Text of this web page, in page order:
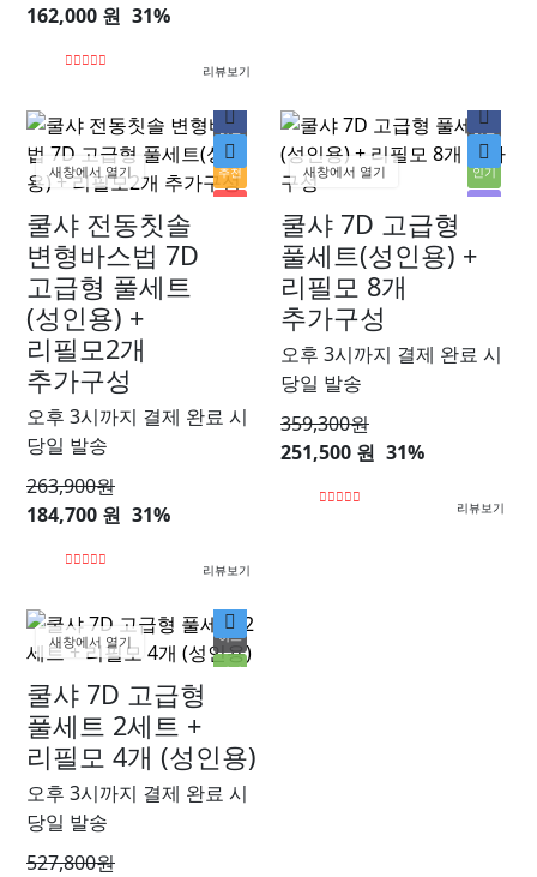
162,000 원 31%
리뷰보기
히트
추천
새창에서 열기
쿨샤 전동칫솔
변형바스법 7D
고급형 풀세트
(성인용) +
리필모2개
추가구성
오후 3시까지 결제 완료 시
당일 발송
263,900원
184,700 원 31%
리뷰보기
히트
인기
새창에서 열기
쿨샤 7D 고급형
풀세트(성인용) +
리필모 8개
추가구성
오후 3시까지 결제 완료 시
당일 발송
359,300원
251,500 원 31%
리뷰보기
히트
인기
새창에서 열기
쿨샤 7D 고급형
풀세트 2세트 +
리필모 4개 (성인용)
오후 3시까지 결제 완료 시
당일 발송
527,800원